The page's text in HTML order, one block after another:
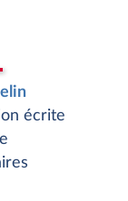
écrite